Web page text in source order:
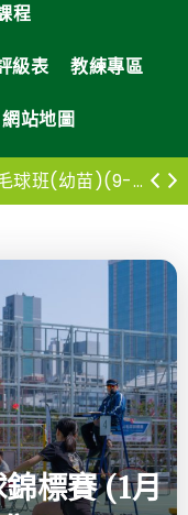
程
級表 教練專區
網站地圖
2026/2027星級苗子羽毛球班(幼苗)(9-12月)
標賽 (1月